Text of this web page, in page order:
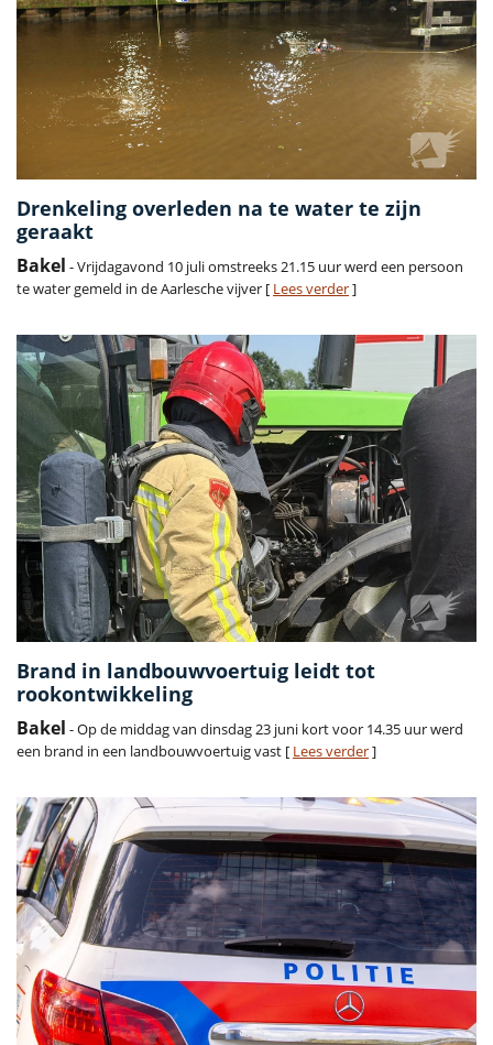
Drenkeling overleden na te water te zijn
geraakt
Bakel - Vrijdagavond 10 juli omstreeks 21.15 uur werd een persoon
te water gemeld in de Aarlesche vijver [ Lees verder]
Brand in landbouwvoertuig leidt tot
rookontwikkeling
Bakel - Op de middag van dinsdag 23 juni kort voor 14.35 uur werd
een brand in een landbouwvoertuig vast [ Lees verder]